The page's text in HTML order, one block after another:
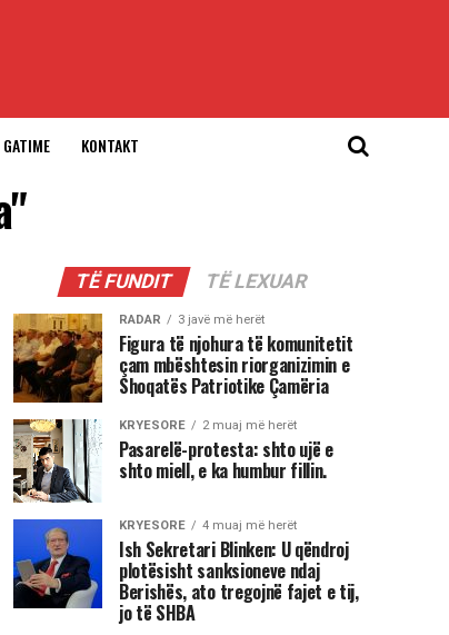
GATIME KONTAKT
TË FUNDIT TË LEXUAR
RADAR 3 javë më herët
Figura të njohura të komunitetit
çam mbështesin riorganizimin e
Shoqatës Patriotike Çamëria
KRYESORE 2 muaj më herët
Pasarelë-protesta: shto ujë e
shto miell, e ka humbur fillin.
KRYESORE 4 muaj më herët
Ish Sekretari Blinken: U qëndroj
plotësisht sanksioneve ndaj
Berishës, ato tregojnë fajet e tij,
jo të SHBA